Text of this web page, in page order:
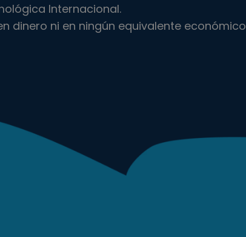
Internacional.
dinero ni en ningún equivalente económico